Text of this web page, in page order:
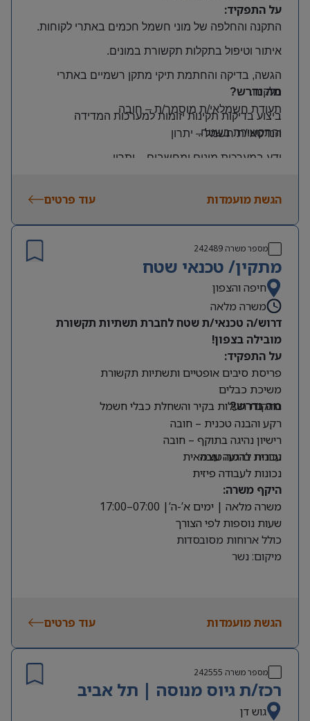
על התפקיד:
התקנה והחלפה של מוני חשמל חכמים באתרי לקוחות.
איתור וטיפול בתקלות תקשורת במונים.
הגשה, בדיקה והחתמת תיקי מתקן רשמיים באתרי
הלקוח.
ביצוע בדיקות תקינות יזומות למערכות המדידה
והתקשורת בשטח.
מה נדרש?
תעודת חשמלאי/ת מוסמך/ת – חובה
הנדסאי/ת חשמל– יתרון
ידע במערכות מונים ומחשבים יתרון
היקף משרה:
משרה מלאה | ימים: א’-ה’ | שעות: 8:00–17:00
תנאים:
רכב צמוד וטלפון סלולרי
שכר גבוה
מיקום: קדימה צורן
הגשת מועמדות עוד פרטים
מספר משרה242489
מתקין/ טכנאי שטח
חיפה והצפון
משרה מלאה
דרוש/ה טכנאי/ת שטח לחברת תשתיות תקשורת
מובילה בצפון!
על התפקיד:
פריסת סיבים אופטיים ותשתיות תקשורת
משיכת כבלים
התקנת תעלות בקיר והשחלת כבלי חשמל
מה נדרש?
רקע והבנה טכנית – חובה
רישיון נהיגה בתוקף – חובה
עברית ברמה טובה
נכונות להגעה עצמאית
נכונות לעבודה פיזית
היקף משרה:
משרה מלאה | ימים א’-ה’| 07:00–17:00
שעות נוספות לפי הצורך
כולל ארוחות מסובסדות
מיקום: נשר
הגשת מועמדות עוד פרטים
מספר משרה 242555
רכז/ת גיוס מנוסה | תל אביב
גוש דן